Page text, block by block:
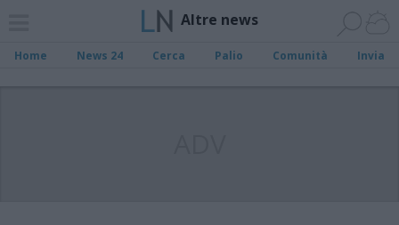
Altre news
Home News 24 Cerca Palio Comunità Invia